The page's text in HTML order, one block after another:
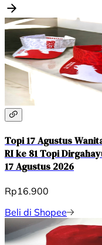
Topi 17 Agustus
RI ke 81 Topi
17 Agustus 2026
Rp16.900
Beli di Shopee